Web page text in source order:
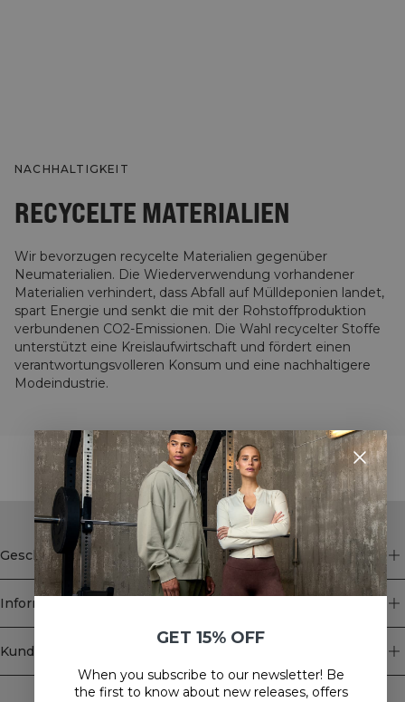
NACHHALTIGKEIT
RECYCELTE MATERIALIEN
Wir bevorzugen recycelte Materialien gegenüber
Neumaterialien. Die Wiederverwendung vorhandener
Materialien verhindert, dass Abfall auf Mülldeponien landet,
spart Energie und senkt die mit der Rohstoffproduktion
verbundenen CO2-Emissionen. Die Wahl recycelter Stoffe
unterstützt eine Kreislaufwirtschaft und fördert einen
verantwortungsvolleren Konsum und eine nachhaltigere
Modeindustrie.
STYLE WITH
Geschäft
Information
Kundendienst
Newsletter
GET 15% OFF
When you subscribe to our newsletter! Be
the first to know about new releases, offers